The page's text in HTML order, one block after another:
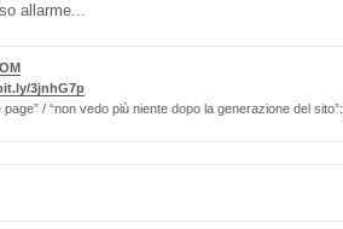
allarme...
3jnhG7p
/ “non vedo più niente dopo la generazione del sito”: